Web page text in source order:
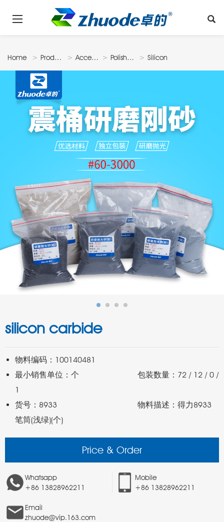
Home Products Accessories
Polishing
Material
Silicon
Carbide
silicon carbide
最小销售单位：个	                 包装数量：72 / 12 / 0 /
货号：8933	                         物料描述：得力8933
笔筒(浅绿)(个)
Price & Order
Whatsapp
+86 13828962211
Mobile
+86 13828962211
Email
zhuode@vip.163.com